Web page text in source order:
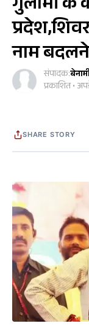
नाम बदलने
संपादक:
प्रकाशित •
SHARE STORY